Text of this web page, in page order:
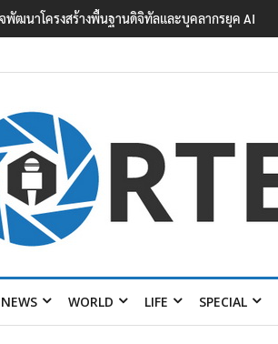
จพัฒนาโครงสร้างพื้นฐานดิจิทัลและบุคลากรยุค AI
NEWS WORLD LIFE SPECIAL